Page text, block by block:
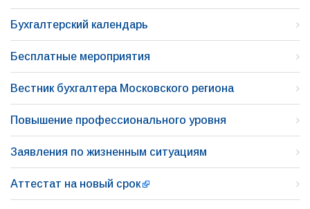
Бухгалтерский календарь
Бесплатные мероприятия
Вестник бухгалтера Московского региона
Повышение профессионального уровня
Заявления по жизненным ситуациям
Аттестат на новый срок